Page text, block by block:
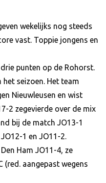
wekelijks nog steeds
vast. Toppie jongens en
punten op de Rohorst.
het seizoen. Het team
Nieuwleusen en wist
2 zegevierde over de mix
bij de match JO13-1
1 en JO11-2.
Ham JO11-4, ze
(red. aangepast wegens